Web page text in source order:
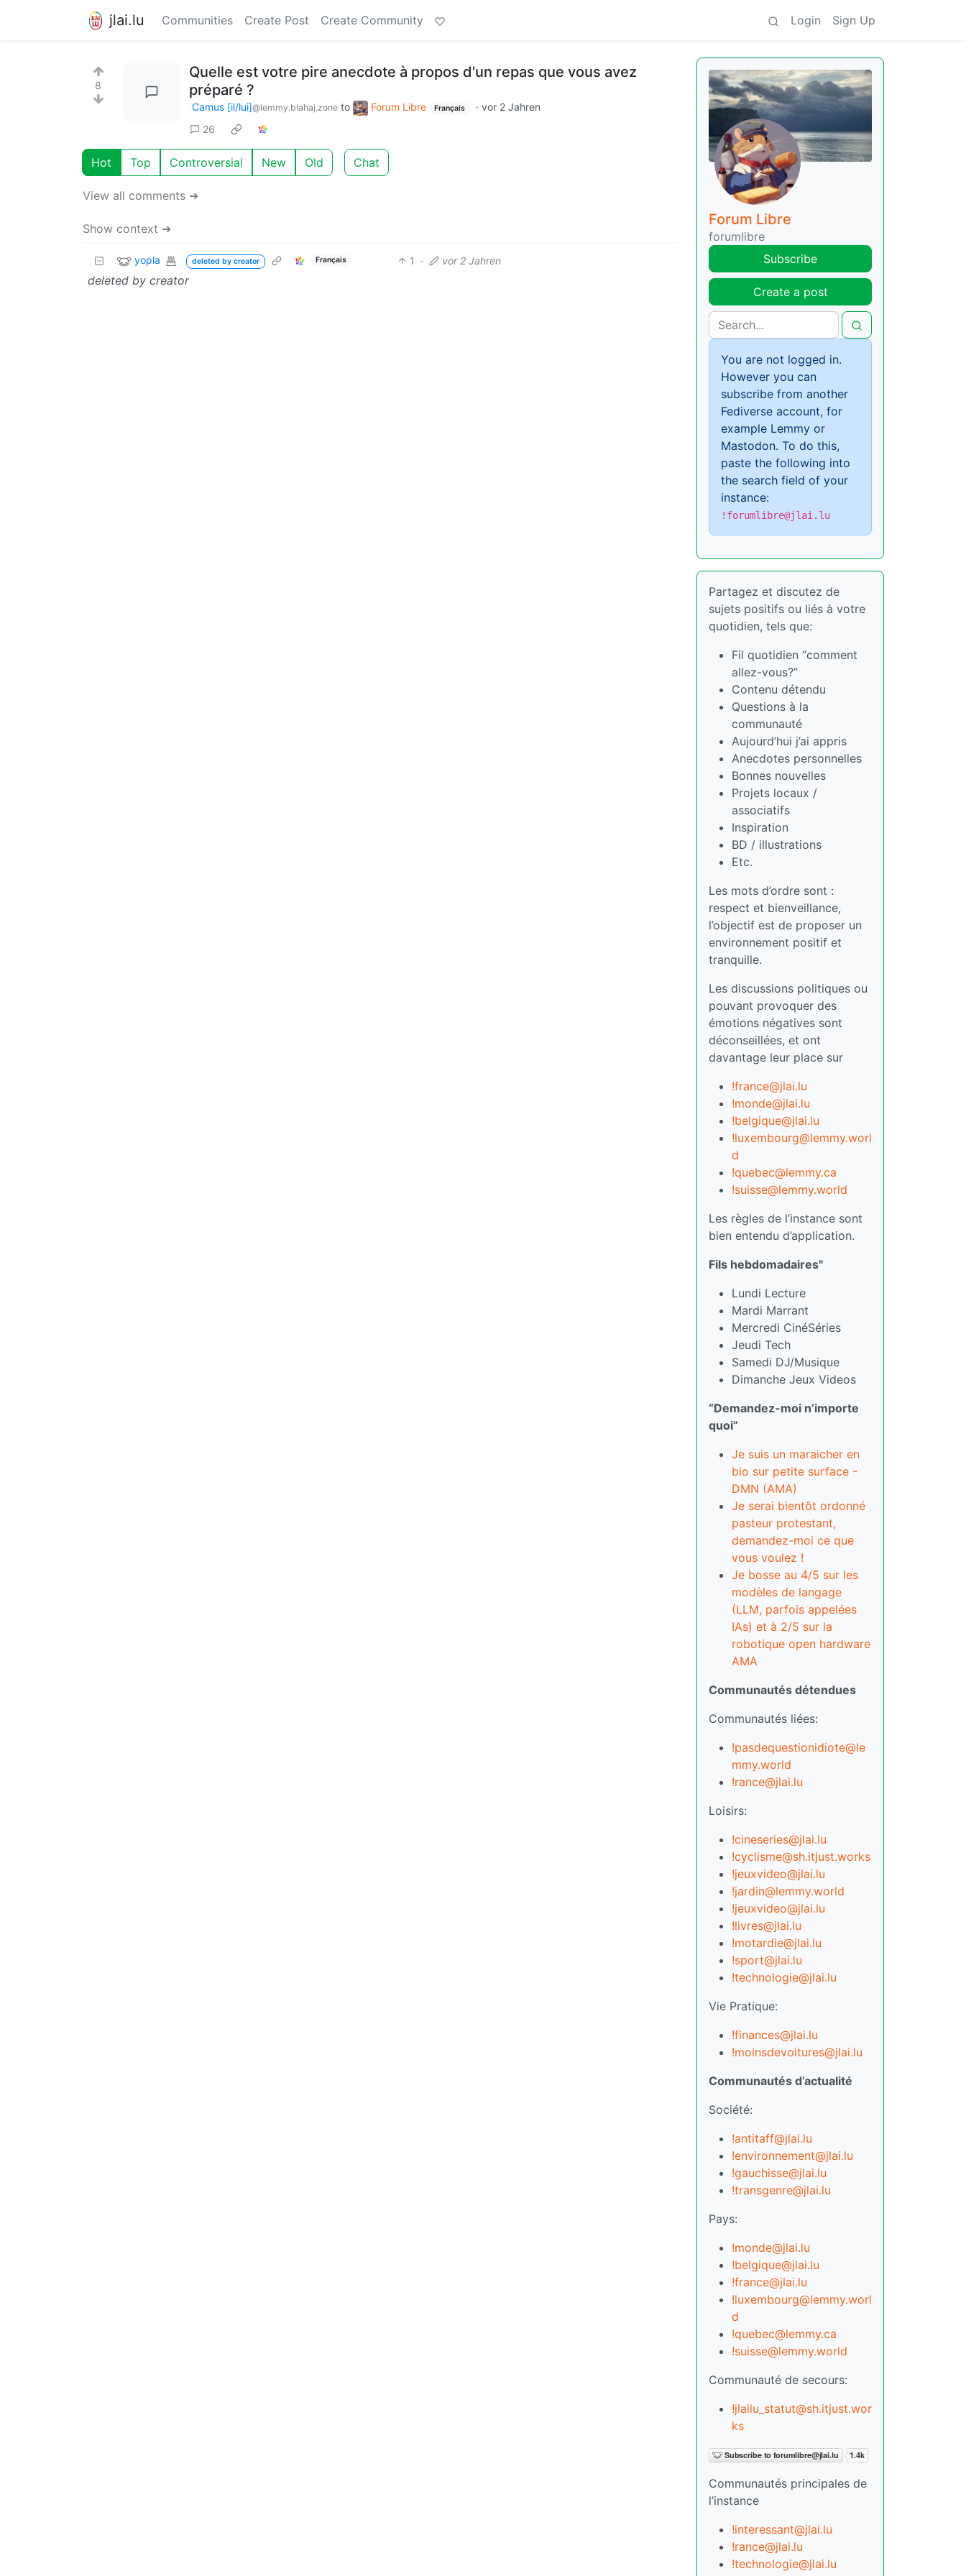
jlai.lu Communities Create Post Create Community Login Sign Up
8
Quelle est votre pire anecdote à propos d'un repas que vous avez
préparé ?
Camus [il/lui]@lemmy.blahaj.zone to Forum Libre Français · vor 2 Jahren
26
Hot Top Controversial New Old Chat
View all comments ➔
Show context ➔
yopla deleted by creator Français 1 · vor 2 Jahren
deleted by creator
Forum Libre
forumlibre
Subscribe
Create a post
You are not logged in.
However you can
subscribe from another
Fediverse account, for
example Lemmy or
Mastodon. To do this,
paste the following into
the search field of your
instance:
!forumlibre@jlai.lu
Partagez et discutez de
sujets positifs ou liés à votre
quotidien, tels que:
Fil quotidien “comment
allez-vous?”
Contenu détendu
Questions à la
communauté
Aujourd’hui j’ai appris
Anecdotes personnelles
Bonnes nouvelles
Projets locaux /
associatifs
Inspiration
BD / illustrations
Etc.
Les mots d’ordre sont :
respect et bienveillance,
l’objectif est de proposer un
environnement positif et
tranquille.
Les discussions politiques ou
pouvant provoquer des
émotions négatives sont
déconseillées, et ont
davantage leur place sur
!france@jlai.lu
!monde@jlai.lu
!belgique@jlai.lu
!luxembourg@lemmy.worl
d
!quebec@lemmy.ca
!suisse@lemmy.world
Les règles de l’instance sont
bien entendu d’application.
Fils hebdomadaires"
Lundi Lecture
Mardi Marrant
Mercredi CinéSéries
Jeudi Tech
Samedi DJ/Musique
Dimanche Jeux Videos
“Demandez-moi n’importe
quoi”
Je suis un maraicher en
bio sur petite surface -
DMN (AMA)
Je serai bientôt ordonné
pasteur protestant,
demandez-moi ce que
vous voulez !
Je bosse au 4/5 sur les
modèles de langage
(LLM, parfois appelées
IAs) et à 2/5 sur la
robotique open hardware
AMA
Communautés détendues
Communautés liées:
!pasdequestionidiote@le
mmy.world
!rance@jlai.lu
Loisirs:
!cineseries@jlai.lu
!cyclisme@sh.itjust.works
!jeuxvideo@jlai.lu
!jardin@lemmy.world
!jeuxvideo@jlai.lu
!livres@jlai.lu
!motardie@jlai.lu
!sport@jlai.lu
!technologie@jlai.lu
Vie Pratique:
!finances@jlai.lu
!moinsdevoitures@jlai.lu
Communautés d’actualité
Société:
!antitaff@jlai.lu
!environnement@jlai.lu
!gauchisse@jlai.lu
!transgenre@jlai.lu
Pays:
!monde@jlai.lu
!belgique@jlai.lu
!france@jlai.lu
!luxembourg@lemmy.worl
d
!quebec@lemmy.ca
!suisse@lemmy.world
Communauté de secours:
!jlailu_statut@sh.itjust.wor
ks
Communautés principales de
l’instance
!interessant@jlai.lu
!rance@jlai.lu
!technologie@jlai.lu